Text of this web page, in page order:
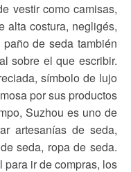
vestir como camisas,
alta costura, negligés,
de seda también
sobre el que escribir.
símbolo de lujo
por sus productos
Suzhou es uno de
artesanías de seda,
seda, ropa de seda.
ir de compras, los